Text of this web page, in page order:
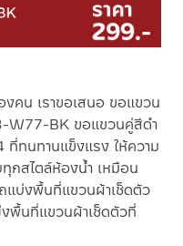
คน เราขอเสนอ ขอแขวน
BK ขอแขวนคู่สีดำ
ที่ทนทานแข็งแรง ให้ความ
กสไตล์ห้องน้ำ เหมือน
แบ่งพื้นที่แขวนผ้าเช็ดตัว
พื้นที่แขวนผ้าเช็ดตัวที่